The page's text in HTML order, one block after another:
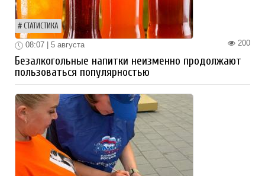
СТАТИСТИКА
200
08:07 | 5 августа
Безалкогольные напитки неизменно продолжают
пользоваться популярностью